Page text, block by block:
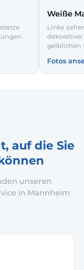
einer
Weiße
Links
gelblichen
wieder
des
Fotos
auf die Sie
unseren
in Mannheim